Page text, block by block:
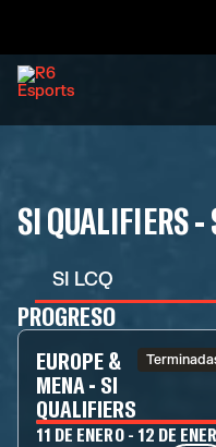
SI QUALIFIERS
SI LCQ
PROGRESO
EUROPE &
MENA - SI
QUALIFIERS
11 DE ENERO - 12 DE